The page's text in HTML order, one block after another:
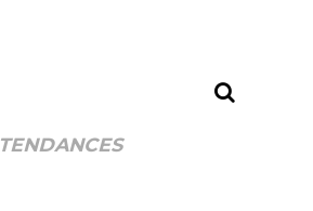
TENDANCES